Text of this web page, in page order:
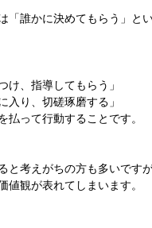
「誰かに決めてもらう」と
け、指導してもらう」
入り、切磋琢磨する」
払って行動することです。
と考えがちの方も多いですが
値観が表れてしまいます。